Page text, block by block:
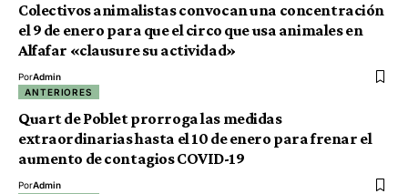
Colectivos animalistas convocan una concentración
el 9 de enero para que el circo que usa animales en
Alfafar «clausure su actividad»
PorAdmin
ANTERIORES
Quart de Poblet prorroga las medidas
extraordinarias hasta el 10 de enero para frenar el
aumento de contagios COVID-19
PorAdmin